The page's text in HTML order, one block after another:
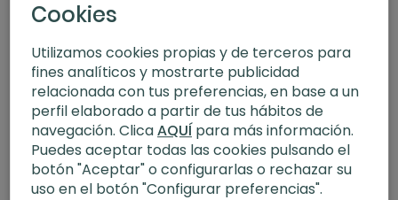
Cookies
Utilizamos cookies propias y de terceros para
fines analíticos y mostrarte publicidad
relacionada con tus preferencias, en base a un
perfil elaborado a partir de tus hábitos de
navegación. ClicaAQUÍpara más información.
Puedes aceptar todas las cookies pulsando el
botón "Aceptar" o configurarlas o rechazar su
uso en el botón "Configurar preferencias".